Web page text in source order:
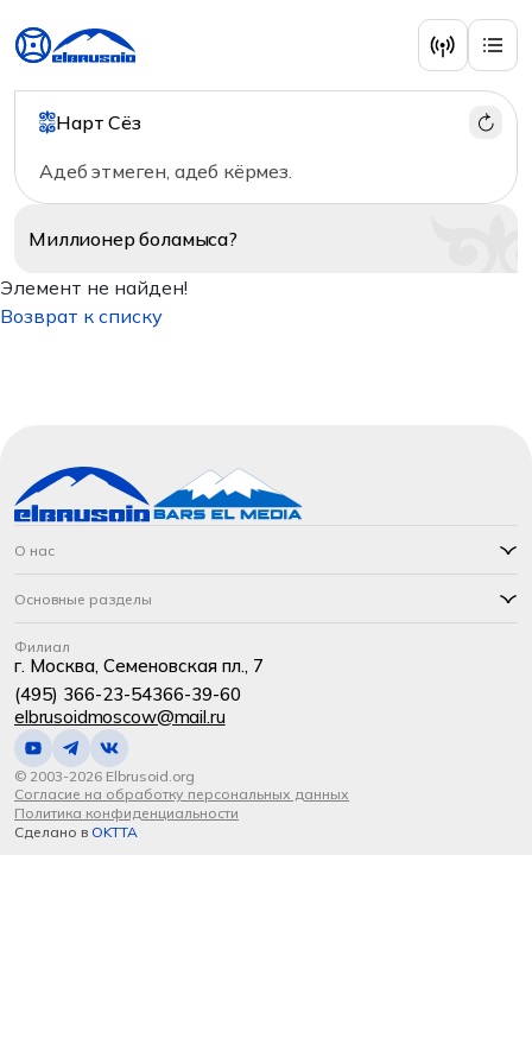
Нарт Сёз
Адеб этмеген, адеб кёрмез.
Миллионерболамыса?
Элемент не найден!
Возврат к списку
О нас
Основные разделы
Филиал
г. Москва, Семеновская пл., 7
(495) 366-23-54366-39-60
elbrusoidmoscow@mail.ru
© 2003-2026 Elbrusoid.org
Согласие на обработку персональных данных
Политика конфиденциальности
Сделано в OKTTA